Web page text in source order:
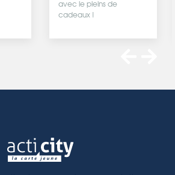
avec le pleins de
cadeaux !